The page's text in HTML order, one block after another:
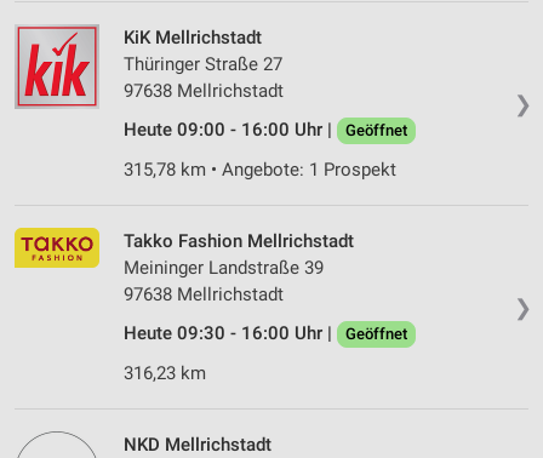
❯
KiK Mellrichstadt
Thüringer Straße 27
97638 Mellrichstadt
Heute 09:00 - 16:00 Uhr |
Geöffnet
315,78 km • Angebote: 1 Prospekt
❯
Takko Fashion Mellrichstadt
Meininger Landstraße 39
97638 Mellrichstadt
Heute 09:30 - 16:00 Uhr |
Geöffnet
316,23 km
NKD Mellrichstadt